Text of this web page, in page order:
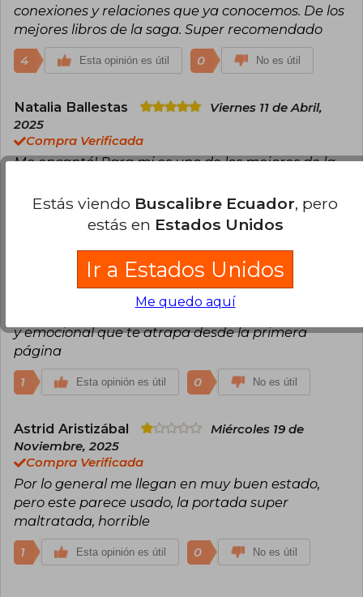
conexiones y relaciones que ya conocemos. De los
mejores libros de la saga. Super recomendado
4 Esta opinión es útil 0 No es útil
Natalia Ballestas
Viernes 11 de Abril,
2025
Compra Verificada
Me encantó! Para mi es uno de los mejores de la
Esta opinión es útil 0 No es útil
Ahíam Vega González
Viernes 30 de
Compra Verificada
El libro me llegó a tiempo. Es una historia intensa
y emocional que te atrapa desde la primera
página
1 Esta opinión es útil 0 No es útil
Astrid Aristizábal
Miércoles 19 de
Noviembre, 2025
Compra Verificada
Por lo general me llegan en muy buen estado,
pero este parece usado, la portada super
maltratada, horrible
1 Esta opinión es útil 0 No es útil
Estás viendo Buscalibre Ecuador, pero
estás en Estados Unidos
Ir a Estados Unidos
Me quedo aquí